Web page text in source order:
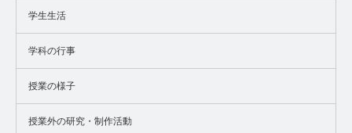
学生生活
学科の行事
授業の様子
授業外の研究・制作活動